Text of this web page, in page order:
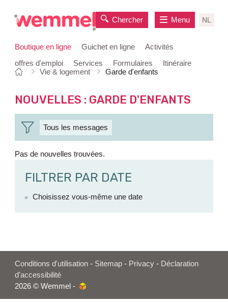
Boutique en ligne Guichet en ligne
Activités
offres d'emploi
Services Formulaires Itinéraire
Chercher NL
Menu
Vous
ici:
Page
départ
Vie & logement Garde d'enfants
NOUVELLES : GARDE D'ENFANTS
Tous les messages
NIEUWSBERICHTEN
Pas de nouvelles trouvées.
FILTRER PAR DATE
Choisissez vous-même une date
Conditions d'utilisation - Sitemap - Privacy - Déclaration
d'accessibilité
2026 © Wemmel -